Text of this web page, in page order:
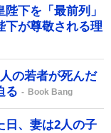
下を「最前列」
が尊敬される理
の若者が死んだ
る
Book Bang
日、妻は2人の子